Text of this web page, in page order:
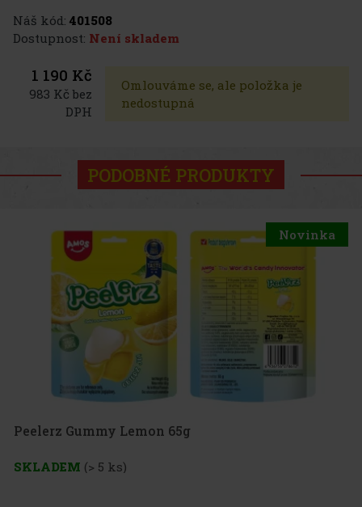
Náš kód: 401508
Dostupnost: Není skladem
1 190 Kč
983 Kč bez
DPH
Omlouváme se, ale položka je
nedostupná
PODOBNÉ PRODUKTY
Novinka
65g